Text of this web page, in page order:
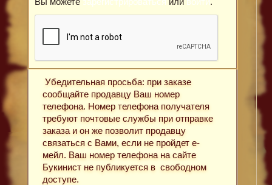
Убедительная просьба: при заказе
сообщайте продавцу Ваш номер
телефона. Номер телефона получателя
требуют почтовые службы при отправке
заказа и он же позволит продавцу
связаться с Вами, если не пройдет е-
мейл. Ваш номер телефона на сайте
Букинист не публикуется в свободном
доступе.